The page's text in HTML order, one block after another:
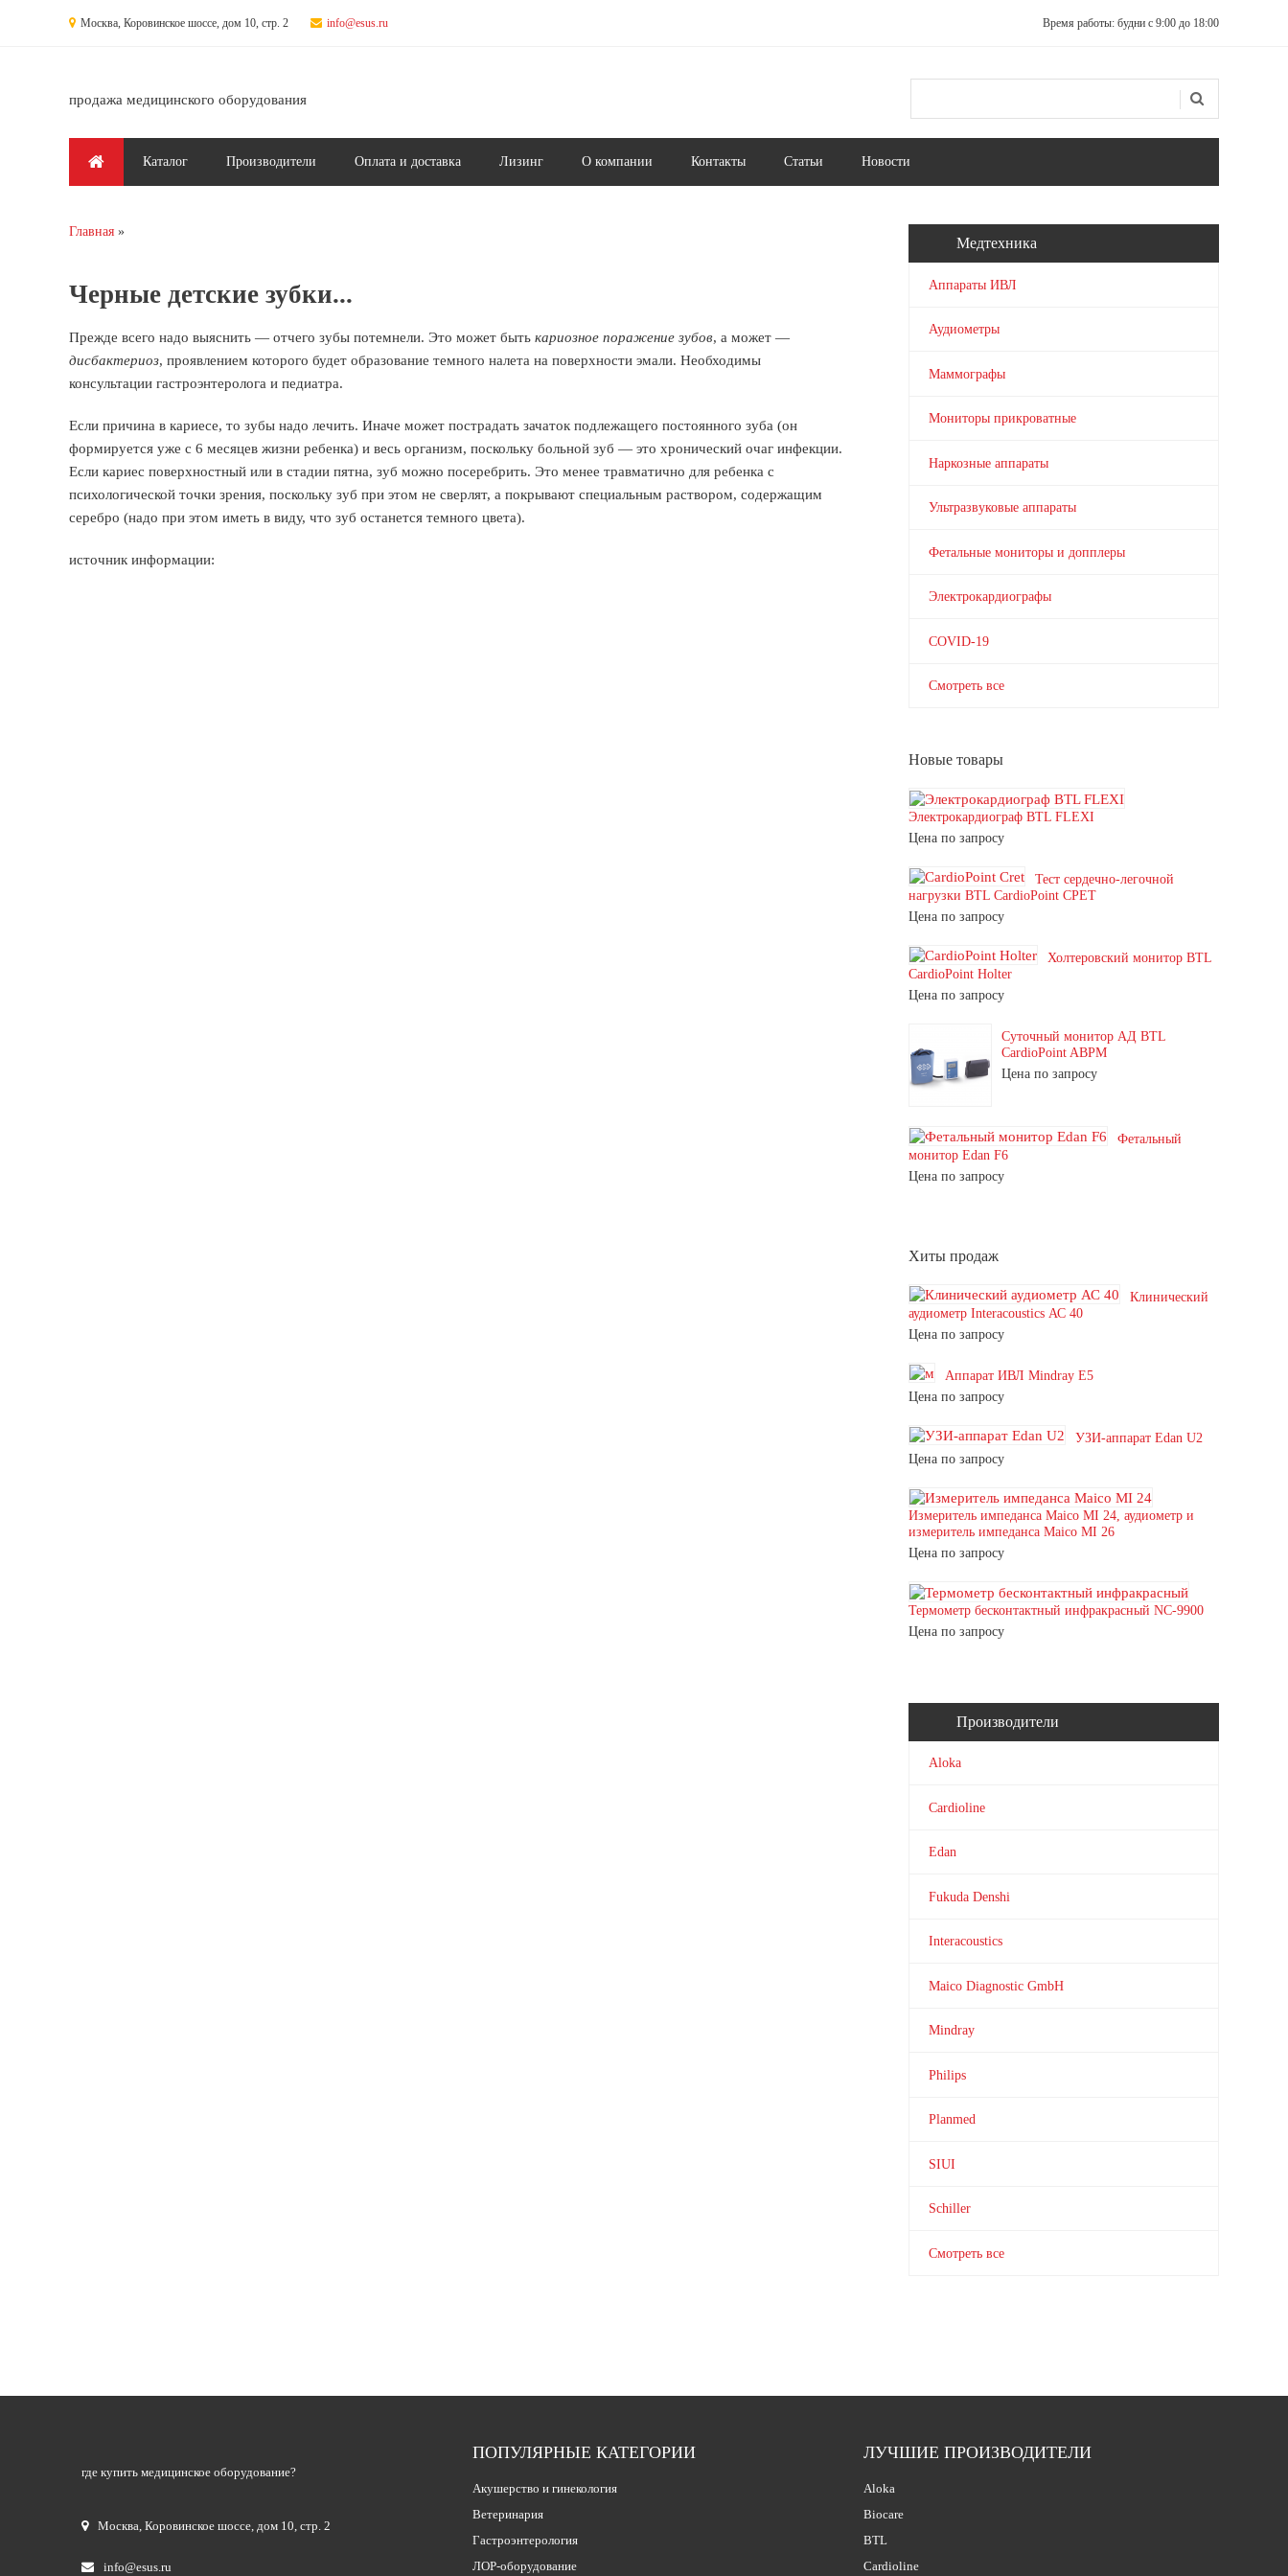
Москва, Коровинское шоссе, дом 10, стр. 2 info@esus.ru Время работы: будни с 9:00 до 18:00
продажа медицинского оборудования
Главное менюКаталог Производители Оплата и доставка Лизинг О компании Контакты Статьи Новости
Вы здесь
Главная
Черные детские зубки...
Прежде всего надо выяснить — отчего зубы потемнели. Это может быть кариозное поражение зубов, а может —
дисбактериоз, проявлением которого будет образование темного налета на поверхности эмали. Необходимы
консультации гастроэнтеролога и педиатра.
Если причина в кариесе, то зубы надо лечить. Иначе может пострадать зачаток подлежащего постоянного зуба (он
формируется уже с 6 месяцев жизни ребенка) и весь организм, поскольку больной зуб — это хронический очаг инфекции.
Если кариес поверхностный или в стадии пятна, зуб можно посеребрить. Это менее травматично для ребенка с
психологической точки зрения, поскольку зуб при этом не сверлят, а покрывают специальным раствором, содержащим
серебро (надо при этом иметь в виду, что зуб останется темного цвета).
источник информации:
Медтехника
Аппараты ИВЛ
Аудиометры
Маммографы
Мониторы прикроватные
Наркозные аппараты
Ультразвуковые аппараты
Фетальные мониторы и допплеры
Электрокардиографы
COVID-19
Смотреть все
Новые товары
Электрокардиограф BTL FLEXI
Цена по запросу
Тест сердечно-легочной
нагрузки BTL CardioPoint CPET
Цена по запросу
Холтеровский монитор BTL
CardioPoint Holter
Цена по запросу
Суточный монитор АД BTL
CardioPoint ABPM
Цена по запросу
Фетальный
монитор Edan F6
Цена по запросу
Хиты продаж
Клинический
аудиометр Interacoustics АС 40
Цена по запросу
Аппарат ИВЛ Mindray E5
Цена по запросу
УЗИ-аппарат Edan U2
Цена по запросу
Измеритель импеданса Maico MI 24, аудиометр и
измеритель импеданса Maico MI 26
Цена по запросу
Термометр бесконтактный инфракрасный NC-9900
Цена по запросу
Производители
Aloka
Cardioline
Edan
Fukuda Denshi
Interacoustics
Maico Diagnostic GmbH
Mindray
Philips
Planmed
SIUI
Schiller
Смотреть все
где купить медицинское оборудование?
Москва Коровинское шоссе, дом 10, стр. 2
info@esus.ru
ПОПУЛЯРНЫЕ КАТЕГОРИИ
Акушерство и гинекология
Ветеринария
Гастроэнтерология
ЛОР-оборудование
ЛУЧШИЕ ПРОИЗВОДИТЕЛИ
Aloka
Biocare
BTL
Cardioline